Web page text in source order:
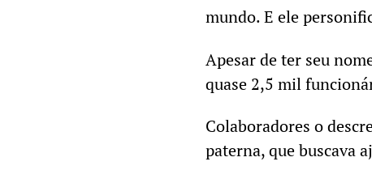
mundo. E ele
Apesar de ter seu
quase 2,5 mil
Colaboradores o
paterna, que buscava